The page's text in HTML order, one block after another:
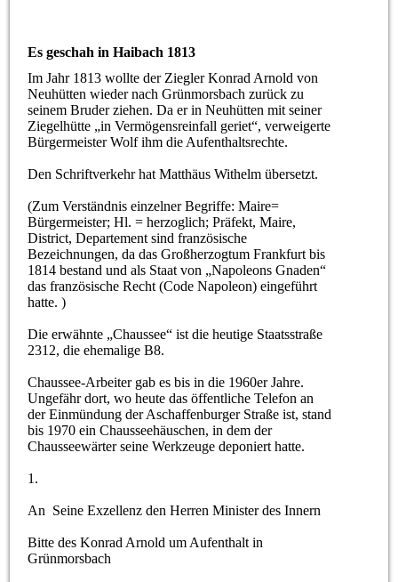
Es geschah in Haibach 1813
Im Jahr 1813 wollte der Ziegler Konrad Arnold von
Neuhütten wieder nach Grünmorsbach zurück zu
seinem Bruder ziehen. Da er in Neuhütten mit seiner
Ziegelhütte „in Vermögensreinfall geriet“, verweigerte
Bürgermeister Wolf ihm die Aufenthaltsrechte.
Den Schriftverkehr hat Matthäus Withelm übersetzt.
(Zum Verständnis einzelner Begriffe: Maire=
Bürgermeister; Hl. = herzoglich; Präfekt, Maire,
District, Departement sind französische
Bezeichnungen, da das Großherzogtum Frankfurt bis
1814 bestand und als Staat von „Napoleons Gnaden“
das französische Recht (Code Napoleon) eingeführt
hatte. )
Die erwähnte „Chaussee“ ist die heutige Staatsstraße
2312, die ehemalige B8.
Chaussee-Arbeiter gab es bis in die 1960er Jahre.
Ungefähr dort, wo heute das öffentliche Telefon an
der Einmündung der Aschaffenburger Straße ist, stand
bis 1970 ein Chausseehäuschen, in dem der
Chausseewärter seine Werkzeuge deponiert hatte.
1.
An Seine Exzellenz den Herren Minister des Innern
Bitte des Konrad Arnold um Aufenthalt in
Grünmorsbach